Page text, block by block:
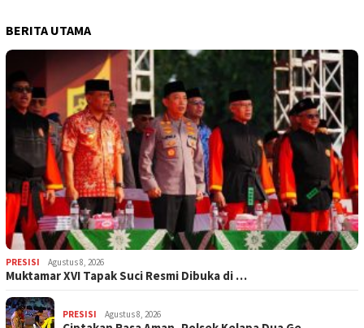
BERITA UTAMA
PRESISI Agustus 8, 2026
Muktamar XVI Tapak Suci Resmi Dibuka di …
PRESISI Agustus 8, 2026